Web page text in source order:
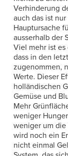
Verhinderung
auch das ist
Hauptursache
ausserhalb der
Viel mehr ist
dass in den
zugenommen,
Werte. Dieser
holländischen
Gemüse und
Mehr
weniger
weniger um die
wird noch ein
nicht einmal